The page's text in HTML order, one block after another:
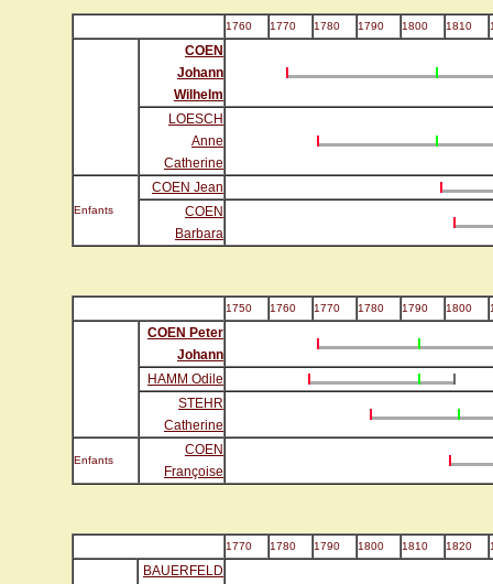
1760 1770 1780 1790 1800 1810
COEN
Johann
Wilhelm
LOESCH
Anne
Catherine
Enfants
COEN Jean
COEN
Barbara
1750 1760 1770 1780 1790 1800
COEN Peter
Johann
HAMM Odile
STEHR
Catherine
Enfants
COEN
Françoise
1770 1780 1790 1800 1810 1820
BAUERFELD